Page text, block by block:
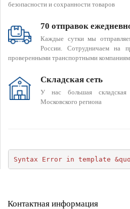
безопасности и сохранности товаров
70 отправок
Каждые сутки мы
России. Сотрудничаем на
проверенными транспортными
Складская сеть
У нас большая
Московского региона
Syntax Error in template
Контактная информация